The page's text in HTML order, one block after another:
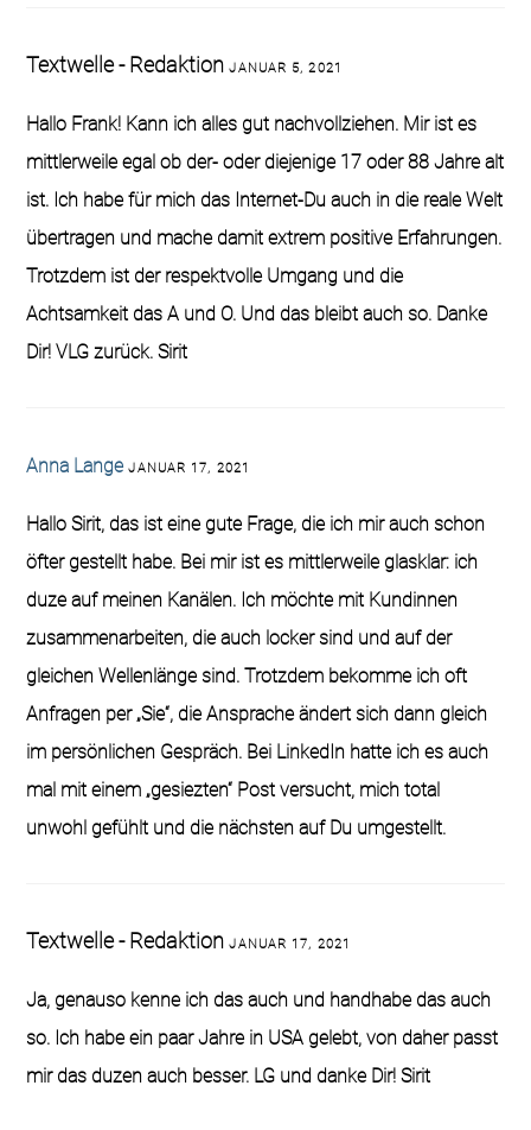
Textwelle - RedaktionJANUAR 5, 2021
Hallo Frank! Kann ich alles gut nachvollziehen. Mir ist es
mittlerweile egal ob der- oder diejenige 17 oder 88 Jahre alt
ist. Ich habe für mich das Internet-Du auch in die reale Welt
übertragen und mache damit extrem positive Erfahrungen.
Trotzdem ist der respektvolle Umgang und die
Achtsamkeit das A und O. Und das bleibt auch so. Danke
Dir! VLG zurück. Sirit
Anna Lange JANUAR 17, 2021
Hallo Sirit, das ist eine gute Frage, die ich mir auch schon
öfter gestellt habe. Bei mir ist es mittlerweile glasklar: ich
duze auf meinen Kanälen. Ich möchte mit Kundinnen
zusammenarbeiten, die auch locker sind und auf der
gleichen Wellenlänge sind. Trotzdem bekomme ich oft
Anfragen per „Sie“, die Ansprache ändert sich dann gleich
im persönlichen Gespräch. Bei LinkedIn hatte ich es auch
mal mit einem „gesiezten“ Post versucht, mich total
unwohl gefühlt und die nächsten auf Du umgestellt.
Textwelle - RedaktionJANUAR 17, 2021
Ja, genauso kenne ich das auch und handhabe das auch
so. Ich habe ein paar Jahre in USA gelebt, von daher passt
mir das duzen auch besser. LG und danke Dir! Sirit